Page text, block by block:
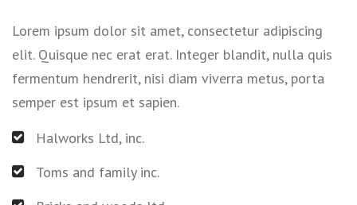
Lorem ipsum dolor sit amet, consectetur adipiscing
elit. Quisque nec erat erat. Integer blandit, nulla quis
fermentum hendrerit, nisi diam viverra metus, porta
semper est ipsum et sapien.
Halworks Ltd, inc.
Toms and family inc.